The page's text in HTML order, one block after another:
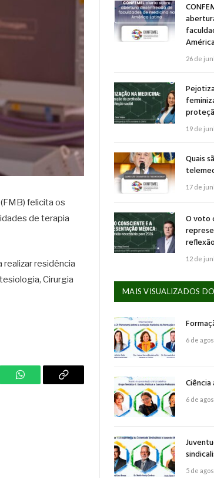
felicita os
de terapia
residência
Cirurgia
WhatsAppCopy
26 de
19 de
Quais
17 de
O voto
12 de
MAIS VISUALIZADOS
6 de
6 de
5 de